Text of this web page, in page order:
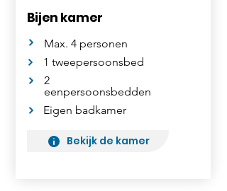
Bijen kamer
Max. 4 personen
1 tweepersoonsbed
2
eenpersoonsbedden
Eigen badkamer
Bekijk de kamer